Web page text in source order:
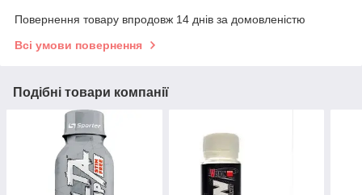
Повернення товару впродовж 14 днів за домовленістю
Всі умови повернення
Подібні товари компанії